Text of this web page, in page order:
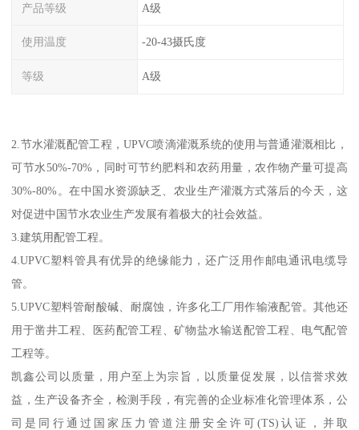
产品等级 A级
使用温度 -20-43摄氏度
等级 A级
2.节水灌溉配管工程，UPVC喷滴灌溉系统的使用与普通灌溉相比，
可节水50%-70%，同时可节约肥料和农药用量，农作物产量可提高
30%-80%。在中国水资源缺乏、农业生产灌溉方式落后的今天，这
对促进中国节水农业生产发展有着极大的社会效益。
3.建筑用配管工程。
4.UPVC塑料管具有优异的绝缘能力，还广泛用作邮电通讯电缆导
管。
5.UPVC塑料管耐酸碱、耐腐蚀，许多化工厂用作输液配管。其他还
用于凿井工程、医药配管工程、矿物盐水输送配管工程、电气配管
工程等。
凯鑫公司以质量，用户至上为宗旨，以质量促发展，以信誉求效
益，生产设备齐全，检测手段，有完善的企业标准化管理体系，公
司是同行通过国家压力管道注册安全许可(TS)认证，并取